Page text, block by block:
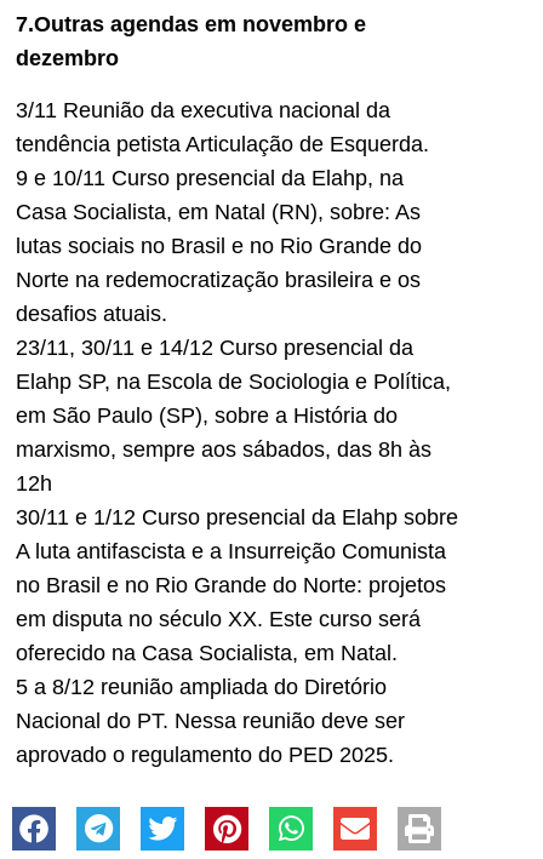
7.Outras agendas em novembro e
dezembro
3/11 Reunião da executiva nacional da
tendência petista Articulação de Esquerda.
9 e 10/11 Curso presencial da Elahp, na
Casa Socialista, em Natal (RN), sobre: As
lutas sociais no Brasil e no Rio Grande do
Norte na redemocratização brasileira e os
desafios atuais.
23/11, 30/11 e 14/12 Curso presencial da
Elahp SP, na Escola de Sociologia e Política,
em São Paulo (SP), sobre a História do
marxismo, sempre aos sábados, das 8h às
12h
30/11 e 1/12 Curso presencial da Elahp sobre
A luta antifascista e a Insurreição Comunista
no Brasil e no Rio Grande do Norte: projetos
em disputa no século XX. Este curso será
oferecido na Casa Socialista, em Natal.
5 a 8/12 reunião ampliada do Diretório
Nacional do PT. Nessa reunião deve ser
aprovado o regulamento do PED 2025.